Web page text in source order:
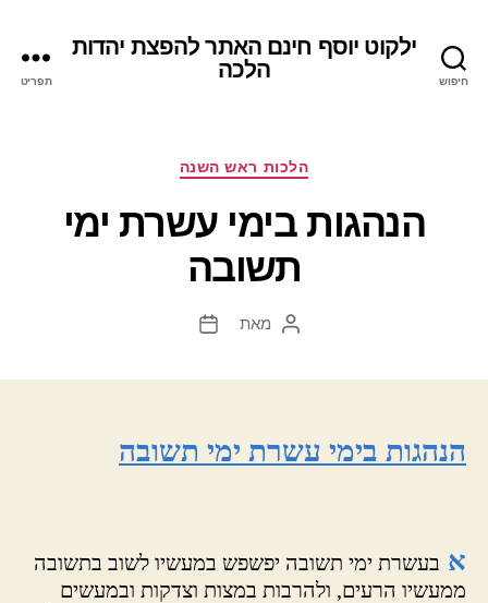
חיפוש
ילקוט יוסף חינם האתר להפצת יהדות
הלכה
תפריט
קטגוריות
הלכות ראש השנה
הנהגות בימי עשרת ימי
תשובה
המחבר
מאת
תאריך
הנהגות בימי עשרת ימי תשובה
א בעשרת ימי תשובה יפשפש במעשיו לשוב בתשובה
ממעשיו הרעים, ולהרבות במצות וצדקות ובמעשים